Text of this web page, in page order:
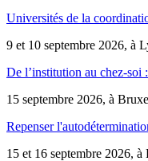
Universités de la
9 et 10 septembre 2026, à
De l’institution au chez-soi
15 septembre 2026, à
Repenser
15 et 16 septembre 2026, à